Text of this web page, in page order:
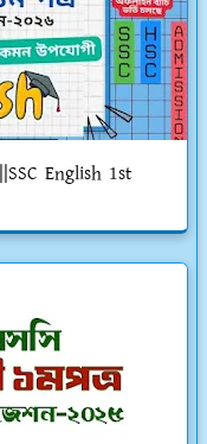
English 1st